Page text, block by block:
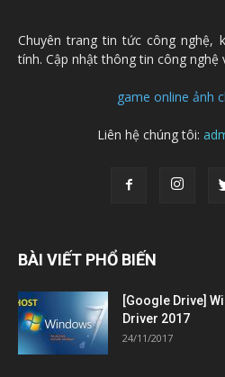
Chuyên trang tin tức công nghệ,
tính. Cập nhật thông tin công nghệ
game online ảnh
Liên hệ chúng tôi:
BÀI VIẾT PHỔ BIẾN
[Google Drive]
Driver 2017
24/11/2017